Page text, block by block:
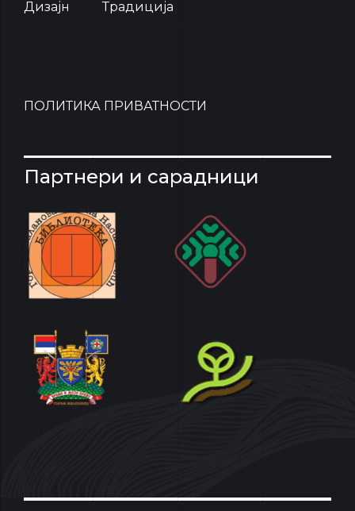
Дизајн Традиција
ПОЛИТИКА ПРИВАТНОСТИ
Партнери и сарадници